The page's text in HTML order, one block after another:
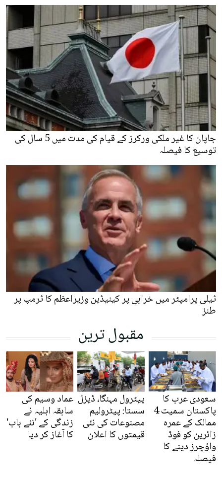
جاپان کا غیر ملکی ورکرز کے قیام کی مدت میں 5 سال کی
توسیع کا فیصلہ
ٹیلی پرامپٹر میں خرابی پر کینیڈین وزیراعظم کا ٹرمپ پر
طنز
مقبول ترین
سعودی عرب کا
پاکستان سمیت 4
ممالک کے عمرہ
زائرین کو فوڈ
واؤچرز دینے کا
فیصلہ
پیٹرول مہنگا، ڈیزل
سستا: پیٹرولیم
مصنوعات کی نئی
قیمتوں کا اعلان
عماد وسیم کی
سابقہ اہلیہ نے
زندگی کے 'نئے باب'
کا آغاز کر دیا